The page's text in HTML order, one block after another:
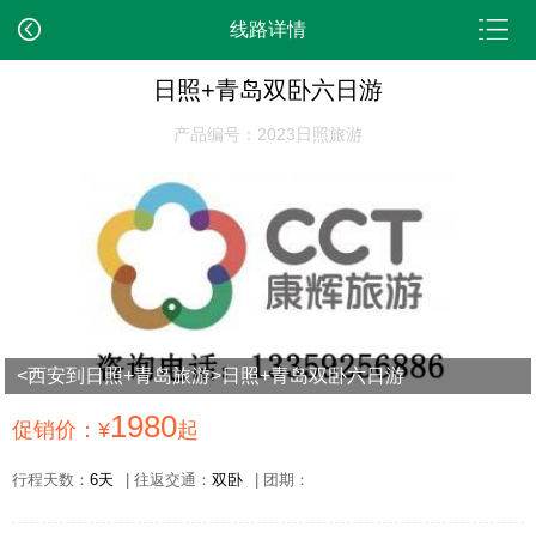
线路详情
日照+青岛双卧六日游
产品编号：2023日照旅游
<西安到日照+青岛旅游>日照+青岛双卧六日游
促销价：¥1980起
行程天数： 6天 | 往返交通： 双卧 | 团期：